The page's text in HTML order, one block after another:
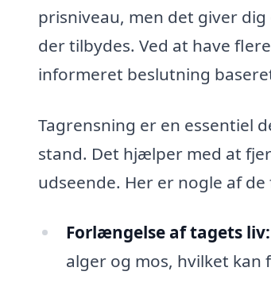
prisniveau, men det giver
der tilbydes. Ved at have
informeret beslutning
Tagrensning er en essentiel
stand. Det hjælper med at
udseende. Her er nogle af
Forlængelse af tagets liv:
alger og mos, hvilket